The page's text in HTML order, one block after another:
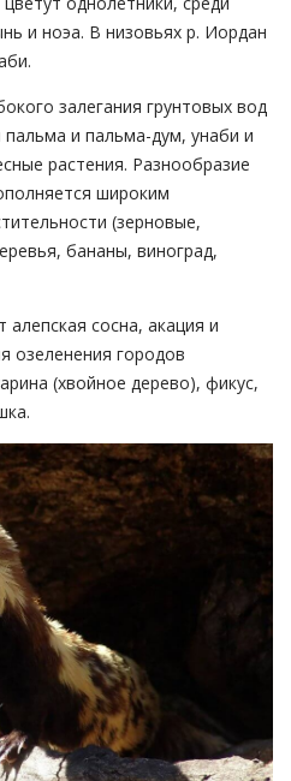
и ноэа. В низовьях р. Иордан
залегания грунтовых вод
и пальма-дум, унаби и
растения. Разнообразие
широким
(зерновые,
бананы, виноград,
сосна, акация и
озеленения городов
(хвойное дерево), фикус,